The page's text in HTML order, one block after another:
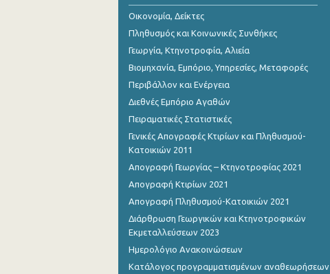
Αυγούστου 2022
Ιουλίου 2022
Ιουνίου 2022
Μαΐου 2022
Απριλίου 2022
Μαρτίου 2022
Φεβρουαρίου 2022
Ιανουαρίου 2022
Νοεμβρίου 2021
Οικονομία, Δείκτες
Πληθυσμός και Κοινωνικές Συνθήκες
Γεωργία, Κτηνοτροφία, Αλιεία
Βιομηχανία, Εμπόριο, Υπηρεσίες, Μεταφορές
Περιβάλλον και Ενέργεια
Διεθνές Εμπόριο Αγαθών
Πειραματικές Στατιστικές
Γενικές Απογραφές Κτιρίων και Πληθυσμού-
Κατοικιών 2011
Απογραφή Γεωργίας – Κτηνοτροφίας 2021
Απογραφή Κτιρίων 2021
Απογραφή Πληθυσμού-Κατοικιών 2021
Διάρθρωση Γεωργικών και Κτηνοτροφικών
Εκμεταλλεύσεων 2023
Ημερολόγιο Ανακοινώσεων
Κατάλογος προγραμματισμένων αναθεωρήσεων